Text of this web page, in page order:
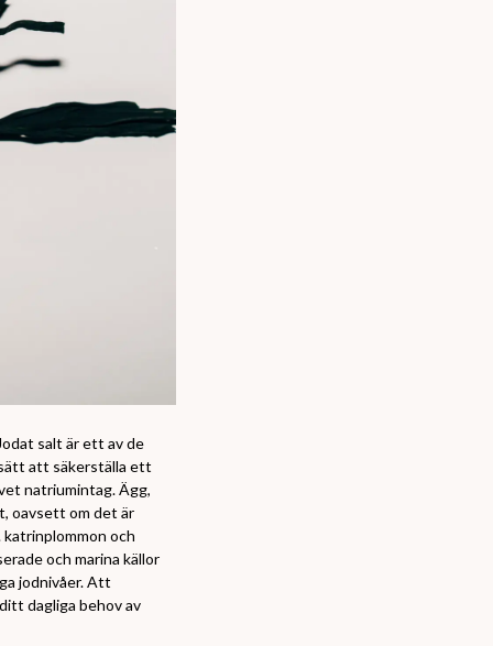
salt är ett av de
att säkerställa ett
natriumintag. Ägg,
oavsett om det är
och
och marina källor
jodnivåer. Att
dagliga behov av